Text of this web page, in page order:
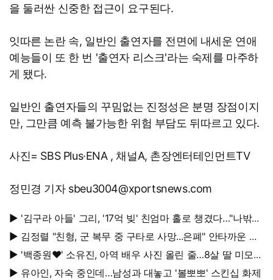
을 둘러싼 신중한 접근이 요구된다.
잇따른 논란 속, 일반인 출연자를 전면에 내세운 연애
예능들이 또 한 번 '출연자 리스크'라는 숙제를 마주하
게 됐다.
일반인 출연자들의 꾸밈없는 진정성은 분명 장점이지
만, 그만큼 예측 불가능한 위험 부담도 뒤따르고 있다.
사진= SBS Plus·ENA , 채널A, 촌장엔터테인먼트TV
정민경 기자 sbeu3004@xportsnews.com
▶ '김구라 아들' 그리, '17억 빚' 친엄마 홀로 챙겼다…"나밖에
없어, 연락 꾸준히 하는 중"
▶ 김정렬 "친형, 군 복무 중 구타로 사망...은폐" 안타까운 가
족사
▶ '백종원♥' 소유진, 아역 배우 사진 올린 줄…8살 딸 미모
대박, 연예인 시켜도 되겠어
▶ 유아인, 자숙 중인데…남성과 대놓고 '볼뽀뽀' 스킨십 화제